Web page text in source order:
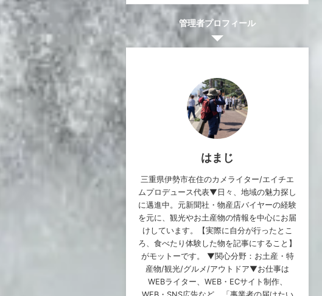
管理者プロフィール
はまじ
三重県伊勢市在住のカメライター/エイチエ
ムプロデュース代表▼日々、地域の魅力探し
に邁進中。元新聞社・物産店バイヤーの経験
を元に、観光やお土産物の情報を中心にお届
けしています。【実際に自分が行ったとこ
ろ、食べたり体験した物を記事にすること】
がモットーです。 ▼関心分野：お土産・特
産物/観光/グルメ/アウトドア▼お仕事は
WEBライター、WEB・ECサイト制作、